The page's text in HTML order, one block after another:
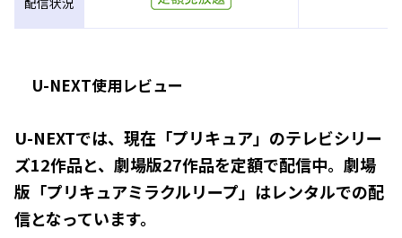
U-NEXT使用レビュー
U-NEXTでは、現在「プリキュア」のテレビシリー
ズ12作品と、劇場版27作品を定額で配信中。劇場
版「プリキュアミラクルリープ」はレンタルでの配
信となっています。